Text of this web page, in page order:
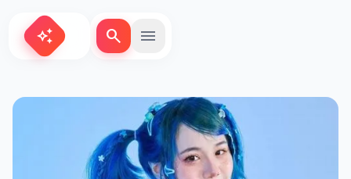
auto_awesome search menu